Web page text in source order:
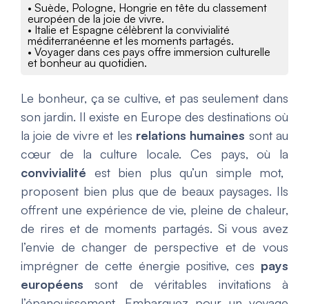
• Suède, Pologne, Hongrie en tête du classement
européen de la joie de vivre.
• Italie et Espagne célèbrent la convivialité
méditerranéenne et les moments partagés.
• Voyager dans ces pays offre immersion culturelle
et bonheur au quotidien.
Le bonheur, ça se cultive, et pas seulement dans
son jardin. Il existe en Europe des destinations où
la joie de vivre et les relations humaines sont au
cœur de la culture locale. Ces pays, où la
convivialité est bien plus qu’un simple mot,
proposent bien plus que de beaux paysages. Ils
offrent une expérience de vie, pleine de chaleur,
de rires et de moments partagés. Si vous avez
l’envie de changer de perspective et de vous
imprégner de cette énergie positive, ces pays
européens sont de véritables invitations à